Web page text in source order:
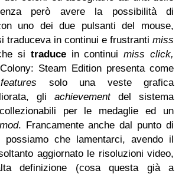
però avere la possibilità di
uno dei due pulsanti del mouse,
traduceva in continui e frustranti miss
si traducein continuimiss click,
Steam Edition presenta come
features solo una veste grafica
gli achievementdel sistema
per le medaglie ed un
mod. Francamente anche dal punto di
che lamentarci, avendo il
aggiornato le risoluzioni video,
definizione (cosa questa già a